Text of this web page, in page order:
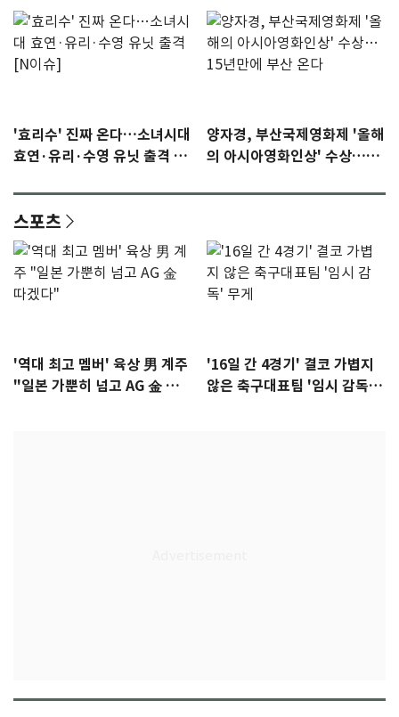
'효리수' 진짜 온다…소녀시대
효연·유리·수영 유닛 출격 [N
양자경, 부산국제영화제 '올해
의 아시아영화인상' 수상…15
스포츠
'역대 최고 멤버' 육상 男 계주
"일본 가뿐히 넘고 AG 金 따겠
'16일 간 4경기' 결코 가볍지
않은 축구대표팀 '임시 감독'